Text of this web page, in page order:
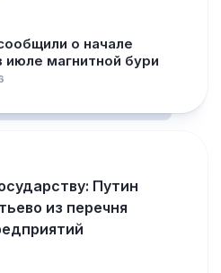
о начале
июле магнитной бури
Путин
из перечня